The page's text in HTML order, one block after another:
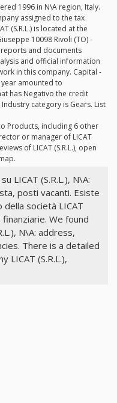
1996 in N\A region, Italy.
assigned to the tax
(S.R.L.) is located at the
10098 Rivoli (TO) -
reports and documents
and official information
in this company. Capital -
year amounted to
has Negativo the credit
category is Gears. List
Products, including 6 other
or manager of LICAT
of LICAT (S.R.L.), open
LICAT (S.R.L.), N\A:
posti vacanti. Esiste
società LICAT
We found
N\A: address,
There is a detailed
LICAT (S.R.L.),